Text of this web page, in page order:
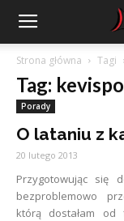
Strona główna Tagi
Tag:
Porady
O lataniu z
20 lutego 2013
Przygotowując się
bezproblemowo
którą dostałam